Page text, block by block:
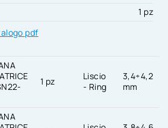
1 pz
pdf
1 pz
Liscio
- Ring
3,4÷4,2
mm